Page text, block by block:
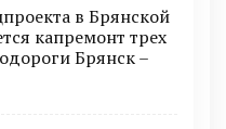
в Брянской
капремонт трех
Брянск –